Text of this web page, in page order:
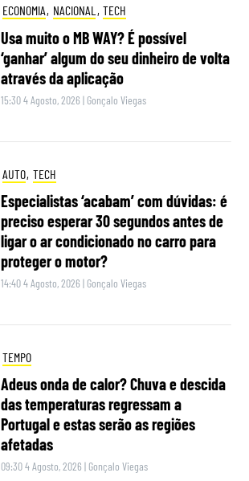
ECONOMIA, NACIONAL , TECH
Usa muito o MB WAY? É possível
‘ganhar’ algum do seu dinheiro de volta
através da aplicação
15:30 4 Agosto, 2026 | Gonçalo Viegas
AUTO, TECH
Especialistas ‘acabam’ com dúvidas: é
preciso esperar 30 segundos antes de
ligar o ar condicionado no carro para
proteger o motor?
14:40 4 Agosto, 2026 | Gonçalo Viegas
TEMPO
Adeus onda de calor? Chuva e descida
das temperaturas regressam a
Portugal e estas serão as regiões
afetadas
09:30 4 Agosto, 2026 | Gonçalo Viegas